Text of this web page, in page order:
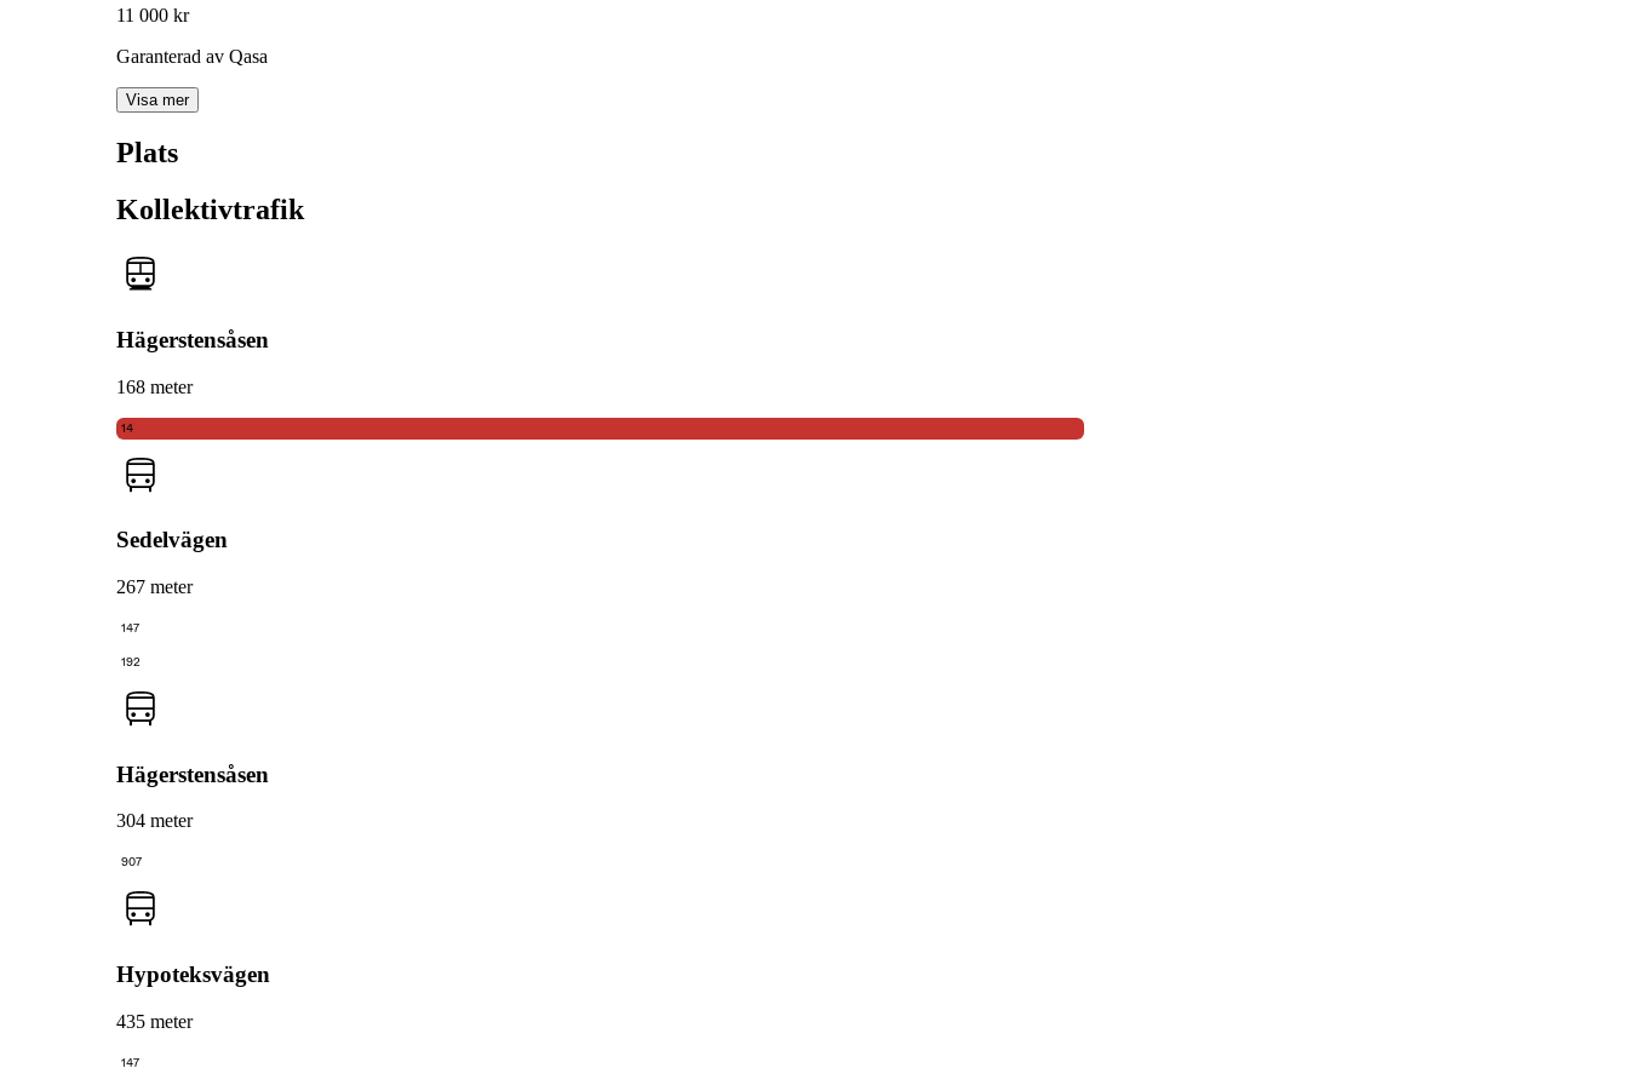
11 000 kr
Garanterad av Qasa
Visa mer
Plats
Kollektivtrafik
Hägerstensåsen
168 meter
14
Sedelvägen
267 meter
147
192
Hägerstensåsen
304 meter
907
Hypoteksvägen
435 meter
147